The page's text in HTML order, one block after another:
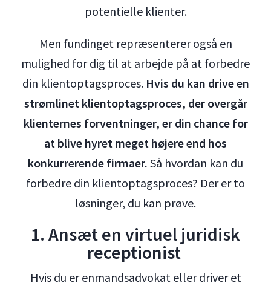
potentielle klienter.
Men fundinget repræsenterer også en
mulighed for dig til at arbejde på at forbedre
din klientoptagsproces. Hvis du kan drive en
strømlinet klientoptagsproces, der overgår
klienternes forventninger, er din chance for
at blive hyret meget højere end hos
konkurrerende firmaer. Så hvordan kan du
forbedre din klientoptagsproces? Der er to
løsninger, du kan prøve.
1. Ansæt en virtuel juridisk
receptionist
Hvis du er enmandsadvokat eller driver et